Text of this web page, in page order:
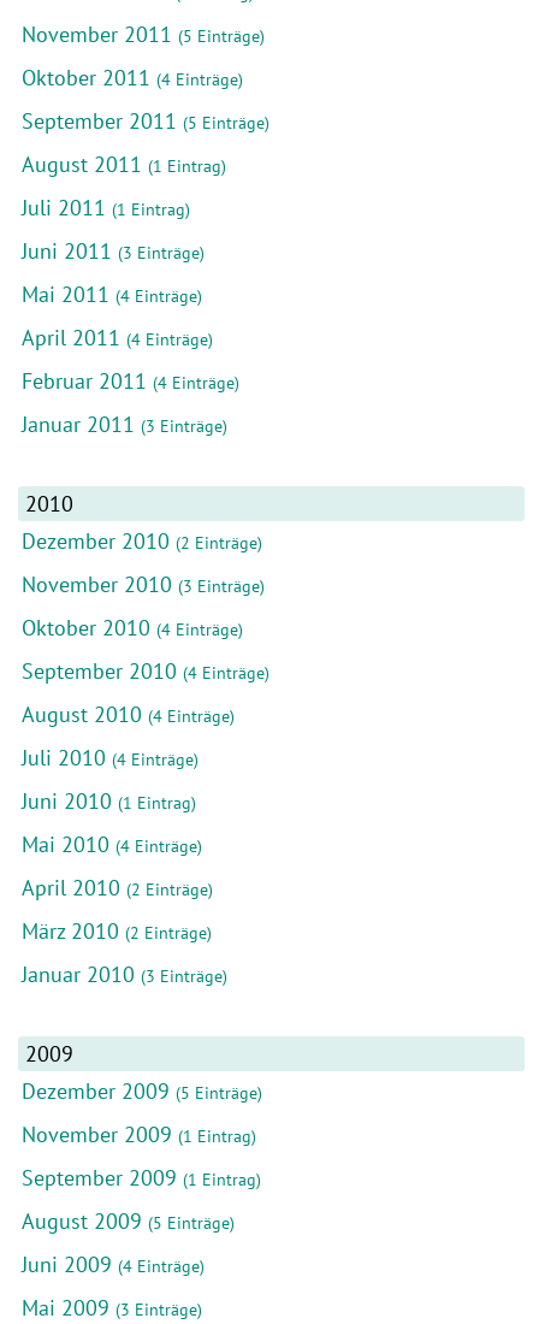
November 2011 (5 Einträge)
Oktober 2011 (4 Einträge)
September 2011 (5 Einträge)
August 2011 (1 Eintrag)
Juli 2011 (1 Eintrag)
Juni 2011 (3 Einträge)
Mai 2011 (4 Einträge)
April 2011 (4 Einträge)
Februar 2011 (4 Einträge)
Januar 2011 (3 Einträge)
2010
Dezember 2010 (2 Einträge)
November 2010 (3 Einträge)
Oktober 2010 (4 Einträge)
September 2010 (4 Einträge)
August 2010 (4 Einträge)
Juli 2010 (4 Einträge)
Juni 2010 (1 Eintrag)
Mai 2010 (4 Einträge)
April 2010 (2 Einträge)
März 2010 (2 Einträge)
Januar 2010 (3 Einträge)
2009
Dezember 2009 (5 Einträge)
November 2009 (1 Eintrag)
September 2009 (1 Eintrag)
August 2009 (5 Einträge)
Juni 2009 (4 Einträge)
Mai 2009 (3 Einträge)